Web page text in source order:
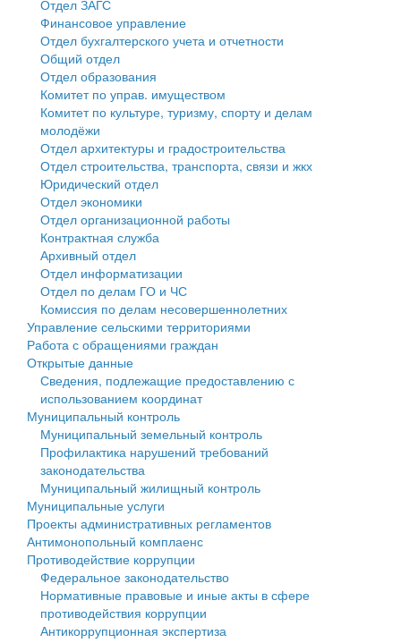
Государственные услуги
Промышленность и АПК
Экономика и бизнес
Символика
Устав
Гостям округа
Туризм
Культура
Образование
Здравоохранение
Социальная защита
Фотоальбом
муниципального округа Тверской области
Администрация Кашинского муниципального округа
Тверской области
Управление сельскими территориями
Открытые данные
Работа с обращениями граждан
Муниципальный контроль
Муниципальные услуги
Проекты административных регламентов
Антимонопольный комплаенс
Противодействие коррупции
Финансовое управление
Бюджет для граждан
Имущество
Выявление правообладателей ранее учтенных
объектов недвижимости
Имущественная поддержка субъектов малого и
среднего предпринимательства
Информационная поддержка субъектов малого и
среднего предпринимательства
Муниципальные программы
Контрольно-счетная палата
Персональные данные
Оценка регулирующего воздействия
Деятельность МУ
Нормативы градостроительного проектирования
Правила землепользования и застройки
Генеральные планы
Проекты планировки территории
Отдел ЗАГС
Финансовое управление
Отдел бухгалтерского учета и отчетности
Общий отдел
Отдел образования
Комитет по управ. имуществом
Комитет по культуре, туризму, спорту и делам
молодёжи
Отдел архитектуры и градостроительства
Отдел строительства, транспорта, связи и жкх
Юридический отдел
Отдел экономики
Отдел организационной работы
Контрактная служба
Архивный отдел
Отдел информатизации
Отдел по делам ГО и ЧС
Комиссия по делам несовершеннолетних
Управление сельскими территориями
Работа с обращениями граждан
Открытые данные
Сведения, подлежащие предоставлению с
использованием координат
Муниципальный контроль
Муниципальный земельный контроль
Профилактика нарушений требований
законодательства
Муниципальный жилищный контроль
Муниципальные услуги
Проекты административных регламентов
Антимонопольный комплаенс
Противодействие коррупции
Федеральное законодательство
Нормативные правовые и иные акты в сфере
противодействия коррупции
Антикоррупционная экспертиза